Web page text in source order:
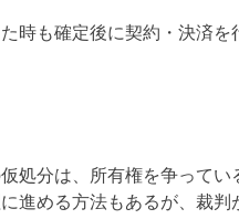
時も確定後に契約・決済を
処分は、所有権を争ってい
進める方法もあるが、裁